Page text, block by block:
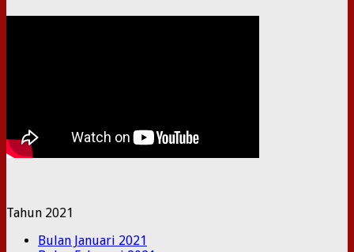
Tahun 2021
Bulan Januari 2021